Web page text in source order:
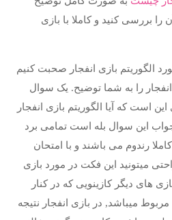
بررسی کنید و کاملا با بازی
الگوریتم بازی انفجار صحبت کنیم
را به شما توضیح. یک سوال
است که آیا الگوریتم بازی انفجار
این سوال بله است تمامی برد
رندوم می باشند و با امتحان
میتونید این فکت در مورد بازی
های دیگر کازینویی که در کنار
میباشد, در بازی انفجار نتیجه